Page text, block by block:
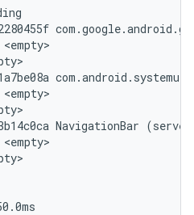
<empty>
<empty>
NavigationBar
<empty>